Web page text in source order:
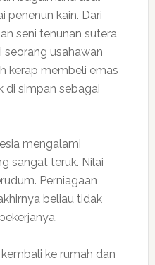
penenun kain. Dari
seni tenunan sutera
seorang usahawan
kerap membeli emas
di simpan sebagai
mengalami
sangat teruk. Nilai
Perniagaan
beliau tidak
ke rumah dan